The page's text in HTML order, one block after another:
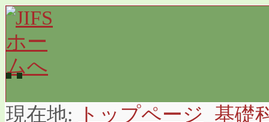
現在地: トップページ 基礎